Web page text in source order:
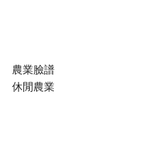
農業臉譜
休閒農業